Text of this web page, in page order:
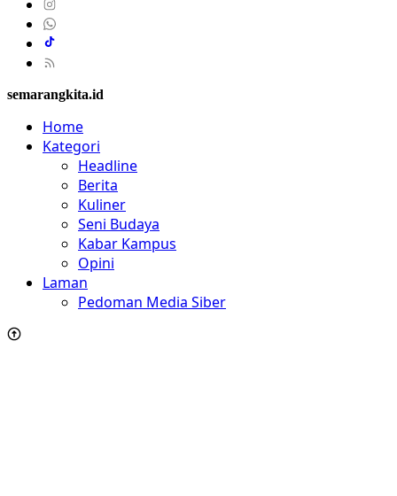
semarangkita.id
Home
Kategori
Headline
Berita
Kuliner
Seni Budaya
Kabar Kampus
Opini
Laman
Pedoman Media Siber